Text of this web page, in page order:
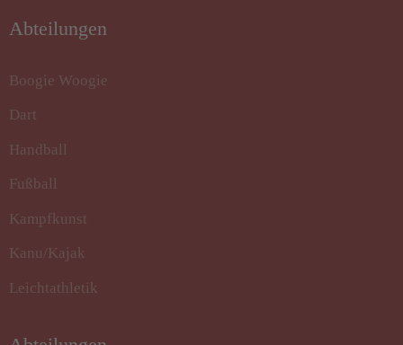
Abteilungen
Boogie Woogie
Dart
Handball
Fußball
Kampfkunst
Kanu/Kajak
Leichtathletik